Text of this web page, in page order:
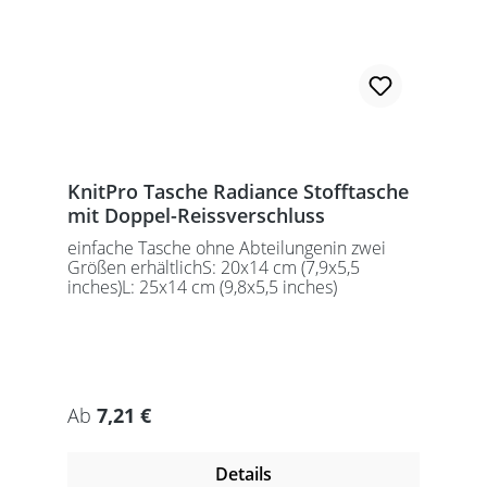
KnitPro Tasche Radiance Stofftasche
mit Doppel-Reissverschluss
einfache Tasche ohne Abteilungenin zwei
Größen erhältlichS: 20x14 cm (7,9x5,5
inches)L: 25x14 cm (9,8x5,5 inches)
Regulärer Preis:
Ab 7,21 €
Details